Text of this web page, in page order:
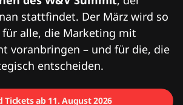
stattfindet. Der März wird so
alle, die Marketing mit
voranbringen – und für die, die
entscheiden.
Tickets ab 11. August 2026